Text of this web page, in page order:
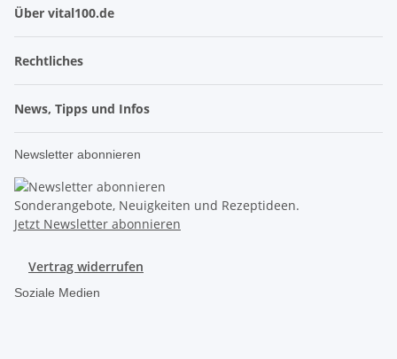
Über vital100.de
Rechtliches
News, Tipps und Infos
Newsletter abonnieren
Sonderangebote, Neuigkeiten und Rezeptideen.
Jetzt Newsletter abonnieren
Vertrag widerrufen
Soziale Medien